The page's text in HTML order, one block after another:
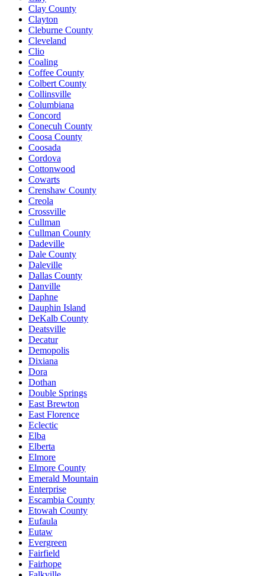
Clay County
Clayton
Cleburne County
Cleveland
Clio
Coaling
Coffee County
Colbert County
Collinsville
Columbiana
Concord
Conecuh County
Coosa County
Coosada
Cordova
Cottonwood
Cowarts
Crenshaw County
Creola
Crossville
Cullman
Cullman County
Dadeville
Dale County
Daleville
Dallas County
Danville
Daphne
Dauphin Island
DeKalb County
Deatsville
Decatur
Demopolis
Dixiana
Dora
Dothan
Double Springs
East Brewton
East Florence
Eclectic
Elba
Elberta
Elmore
Elmore County
Emerald Mountain
Enterprise
Escambia County
Etowah County
Eufaula
Eutaw
Evergreen
Fairfield
Fairhope